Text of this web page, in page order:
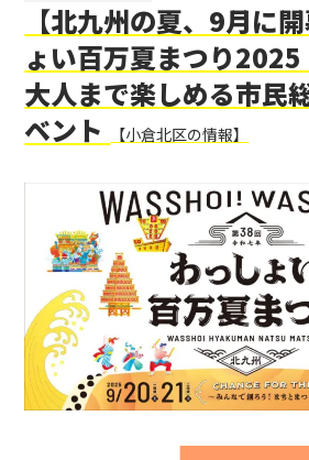
【北九州の夏、9月に
ょい百万夏まつり2025
大人まで楽しめる市民
ベント
【小倉北区の情報】